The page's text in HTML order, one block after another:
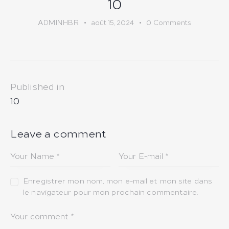
10
ADMINHBR août 15, 2024 0 Comments
Navigation
de
Published in
Previous
10
Leave a comment
Enregistrer mon nom, mon e-mail et mon site dans
le navigateur pour mon prochain commentaire.